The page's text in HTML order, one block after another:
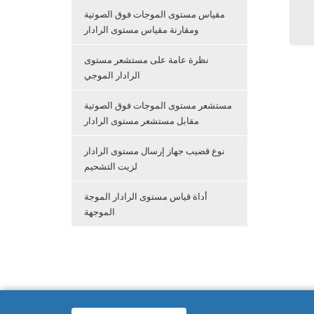
مقياس مستوى الموجات فوق الصوتية
ومقارنة مقياس مستوى الرادار
نظرة عامة على مستشعر مستوى
الرادار الموجي
مستشعر مستوى الموجات فوق الصوتية
مقابل مستشعر مستوى الرادار
نوع قضيب جهاز إرسال مستوى الرادار
لزيت التشحيم
أداة قياس مستوى الرادار الموجة
الموجهة